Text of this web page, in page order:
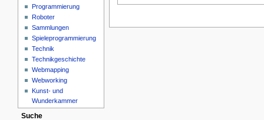
Programmierung
Roboter
Sammlungen
Spieleprogrammierung
Technik
Technikgeschichte
Webmapping
Webworking
Kunst- und
Wunderkammer
Suche